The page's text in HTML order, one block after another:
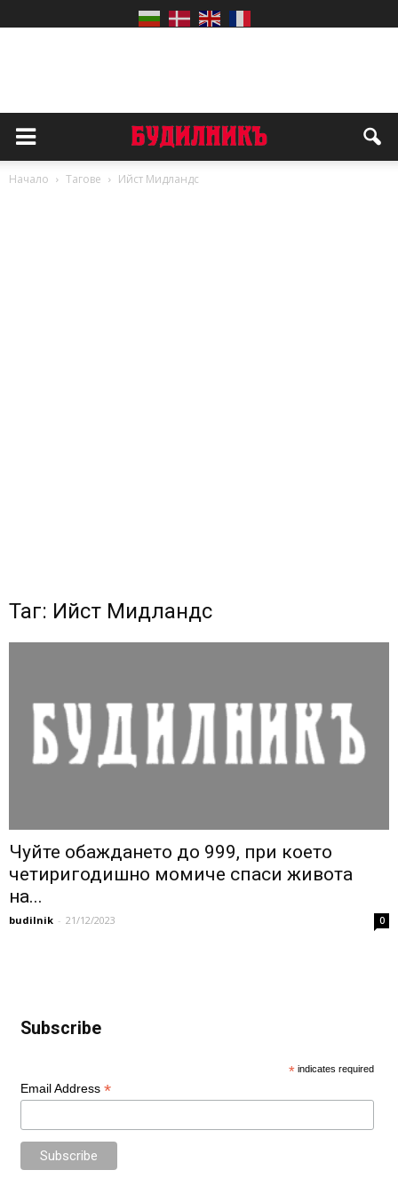
Начало Тагове Ийст Мидландс
Таг: Ийст Мидландс
Чуйте обаждането до 999, при което
четиригодишно момиче спаси живота
на...
budilnik - 21/12/2023 0
Subscribe
* indicates required
Email Address *